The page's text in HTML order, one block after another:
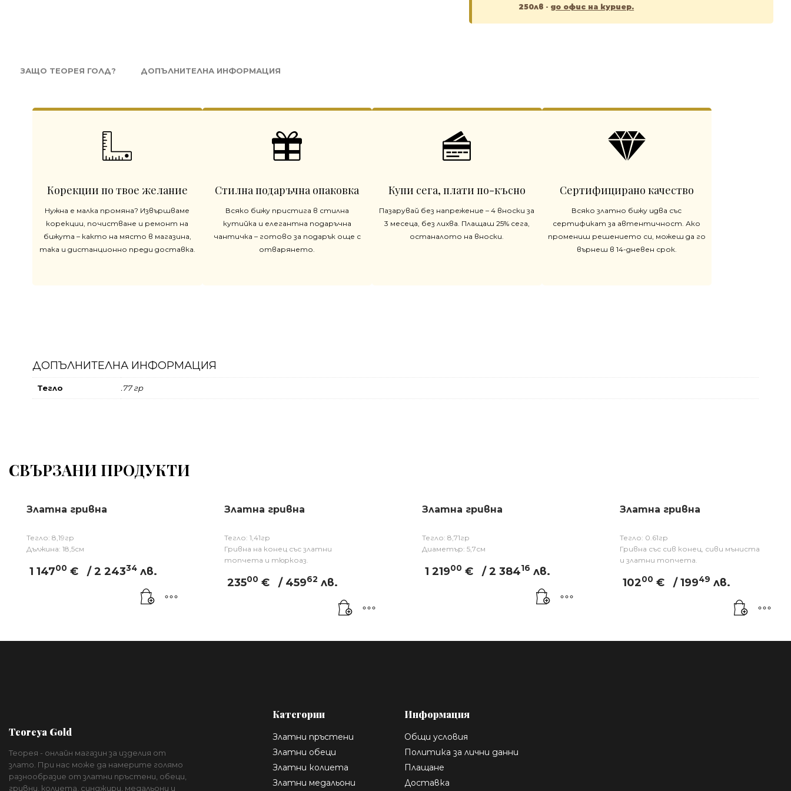
250лв - до офис на куриер.
ЗАЩО ТЕОРЕЯ ГОЛД? ДОПЪЛНИТЕЛНА ИНФОРМАЦИЯ
Корекции по твое желание
Нужна е малка промяна? Извършваме
корекции, почистване и ремонт на
бижута – както на място в магазина,
така и дистанционно преди доставка.
Стилна подаръчна опаковка
Всяко бижу пристига в стилна
кутийка и елегантна подаръчна
чантичка – готово за подарък още с
отварянето.
Купи сега, плати по-късно
Пазарувай без напрежение – 4 вноски за
3 месеца, без лихва. Плащаш 25% сега,
останалото на вноски.
Сертифицирано качество
Всяко златно бижу идва със
сертификат за автентичност. Ако
промениш решението си, можеш да го
върнеш в 14-дневен срок.
ДОПЪЛНИТЕЛНА ИНФОРМАЦИЯ
Тегло .77 гр
СВЪРЗАНИ ПРОДУКТИ
Златна гривна
Тегло: 8,19гр
Дължина: 18,5см
1 14700 € / 2 24334 лв.
Златна гривна
Тегло: 1,41гр
Гривна на конец със златни
топчета и тюркоаз.
23500 € / 45962 лв.
Златна гривна
Тегло: 8,71гр
Диаметър: 5,7см
1 21900 € / 2 38416 лв.
Златна гривна
Тегло: 0.61гр
Гривна със сив конец, сиви мъниста
и златни топчета.
10200 € / 19949 лв.
Teoreya Gold
Теорея - онлайн магазин за изделия от
злато. При нас може да намерите голямо
разнообразие от златни пръстени, обеци,
гривни, колиета, синджири, медальони и
Категории
Златни пръстени
Златни обеци
Златни колиета
Златни медальони
Информация
Общи условия
Политика за лични данни
Плащане
Доставка